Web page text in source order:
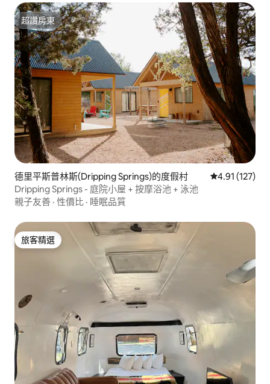
超讚房東
超讚房東
德里平斯普林斯(Dripping Springs)的度假村 從 127 則評價
4.91 (127)
Dripping Springs - 庭院小屋 + 按摩浴池 + 泳池
親子友善 · 性價比 · 睡眠品質
旅客精選
旅客精選